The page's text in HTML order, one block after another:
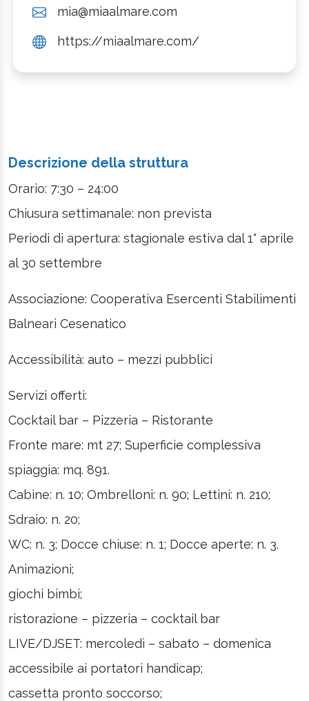
mia@miaalmare.com
https://miaalmare.com/
Descrizione della struttura
Orario: 7:30 – 24:00
Chiusura settimanale: non prevista
Periodi di apertura: stagionale estiva dal 1° aprile
al 30 settembre
Associazione: Cooperativa Esercenti Stabilimenti
Balneari Cesenatico
Accessibilità: auto – mezzi pubblici
Servizi offerti:
Cocktail bar – Pizzeria – Ristorante
Fronte mare: mt 27; Superficie complessiva
spiaggia: mq. 891.
Cabine: n. 10; Ombrelloni: n. 90; Lettini: n. 210;
Sdraio: n. 20;
WC: n. 3; Docce chiuse: n. 1; Docce aperte: n. 3.
Animazioni;
giochi bimbi;
ristorazione – pizzeria – cocktail bar
LIVE/DJSET: mercoledì – sabato – domenica
accessibile ai portatori handicap;
cassetta pronto soccorso;